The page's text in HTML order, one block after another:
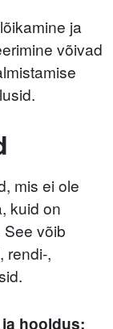
ja
võivad
mis ei ole
kuid on
võib
rendi-,
hooldus: